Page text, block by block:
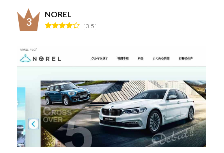
NOREL
3.5